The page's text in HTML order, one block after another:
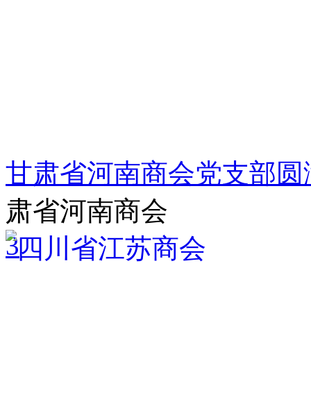
甘肃省河南商会党支部
肃省河南商会
3